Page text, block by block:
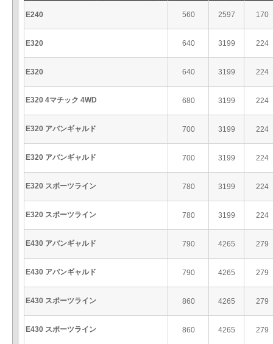
E240 560 2597 170
E320 640 3199 224
E320 640 3199 224
E320 4マチック 4WD 680 3199 224
E320 アバンギャルド 700 3199 224
E320 アバンギャルド 700 3199 224
E320 スポーツライン 780 3199 224
E320 スポーツライン 780 3199 224
E430 アバンギャルド 790 4265 279
E430 アバンギャルド 790 4265 279
E430 スポーツライン 860 4265 279
E430 スポーツライン 860 4265 279